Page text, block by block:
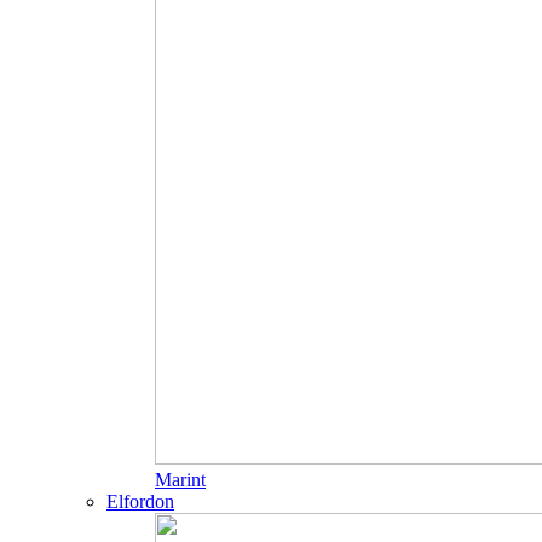
Marint
Elfordon